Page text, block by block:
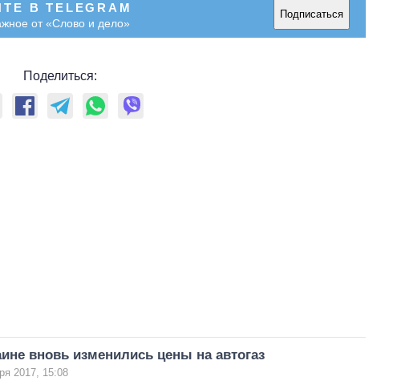
В TELEGRAM
от «Слово и дело»
Подписаться
Поделиться:
вновь изменились цены на автогаз
2017, 15:08